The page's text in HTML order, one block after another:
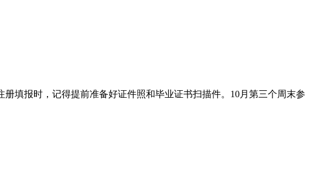
填报时，记得提前准备好证件照和毕业证书扫描件。10月第三个周末参